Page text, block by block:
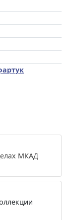
МКАД